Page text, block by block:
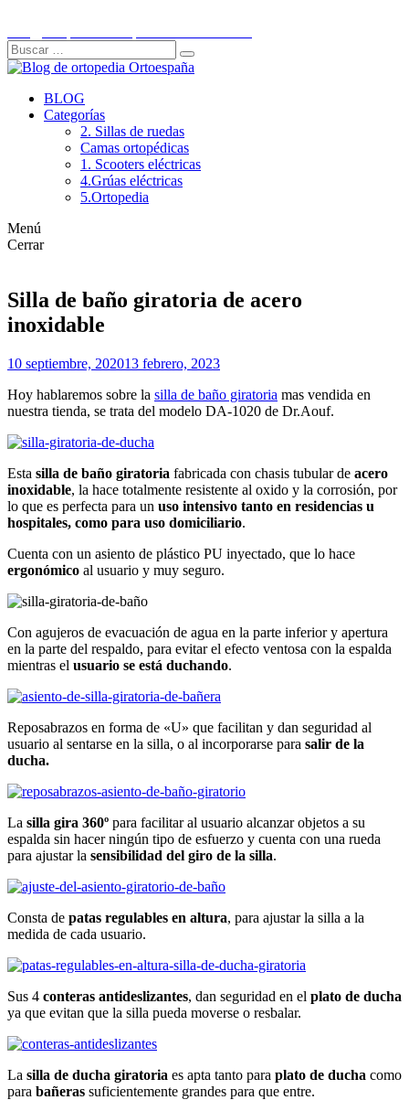
contenido
Buscar:
Buscar
BLOG
Categorías
2. Sillas de ruedas
Camas ortopédicas
1. Scooters eléctricas
4.Grúas eléctricas
5.Ortopedia
Menú
Cerrar
Silla de baño giratoria de acero
inoxidable
10 septiembre, 202013 febrero, 2023
Hoy hablaremos sobre la silla de baño giratoria mas vendida en
nuestra tienda, se trata del modelo DA-1020 de Dr.Aouf.
Esta silla de baño giratoria fabricada con chasis tubular de acero
inoxidable, la hace totalmente resistente al oxido y la corrosión, por
lo que es perfecta para un uso intensivo tanto en residencias u
hospitales, como para uso domiciliario.
Cuenta con un asiento de plástico PU inyectado, que lo hace
ergonómico al usuario y muy seguro.
Con agujeros de evacuación de agua en la parte inferior y apertura
en la parte del respaldo, para evitar el efecto ventosa con la espalda
mientras el usuario se está duchando.
Reposabrazos en forma de «U» que facilitan y dan seguridad al
usuario al sentarse en la silla, o al incorporarse para salir de la
ducha.
La silla gira 360º para facilitar al usuario alcanzar objetos a su
espalda sin hacer ningún tipo de esfuerzo y cuenta con una rueda
para ajustar la sensibilidad del giro de la silla.
Consta de patas regulables en altura, para ajustar la silla a la
medida de cada usuario.
Sus 4 conteras antideslizantes, dan seguridad en el plato de ducha
ya que evitan que la silla pueda moverse o resbalar.
La silla de ducha giratoria es apta tanto para plato de ducha como
para bañeras suficientemente grandes para que entre.